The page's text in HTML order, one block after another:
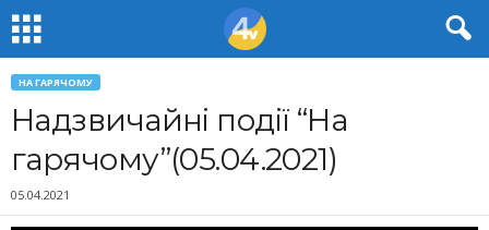
НА ГАРЯЧОМУ
Надзвичайні події “На
гарячому”(05.04.2021)
05.04.2021